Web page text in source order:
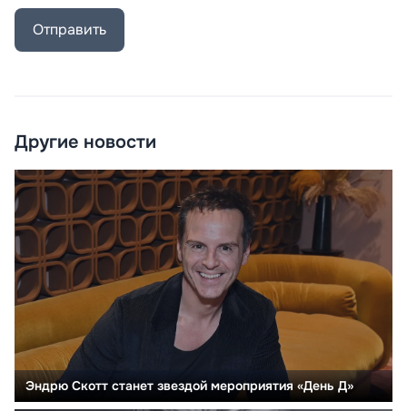
Отправить
Другие новости
Эндрю Скотт станет звездой мероприятия «День Д»